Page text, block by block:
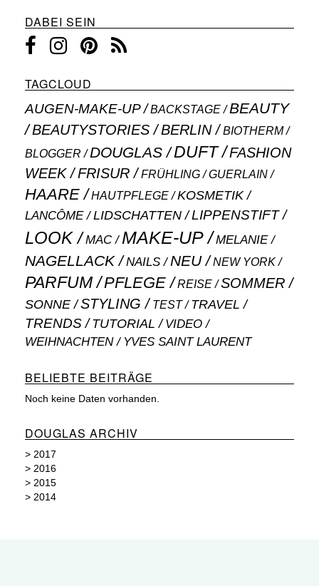
DABEI SEIN
TAGCLOUD
AUGEN-MAKE-UP BACKSTAGE BEAUTY
BEAUTYSTORIES BERLIN
BIOTHERM
BLOGGER
DOUGLAS DUFT
FASHION
WEEK
FRISUR FRÜHLING GUERLAIN
HAARE HAUTPFLEGE
KOSMETIK
LANCÔME
LIDSCHATTEN LIPPENSTIFT
LOOK MAC MAKE-UP MELANIE
NAGELLACK NAILS NEU NEW YORK
PARFUM PFLEGE REISE SOMMER
SONNE STYLING TEST TRAVEL
TRENDS TUTORIAL VIDEO
WEIHNACHTEN YVES SAINT LAURENT
BELIEBTE BEITRÄGE
Noch keine Daten vorhanden.
DOUGLAS ARCHIV
> 2017
> 2016
> 2015
> 2014